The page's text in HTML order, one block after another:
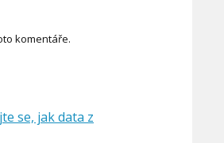
komentáře.
se, jak data z